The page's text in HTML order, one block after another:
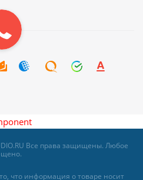
Все права защищены. Любое
что информация о товаре носит